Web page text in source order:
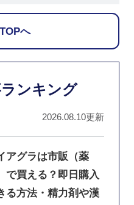
へ
ンキング
2026.08.10更新
アグラは市販（薬
で買える？即日購入
る方法・精力剤や漢